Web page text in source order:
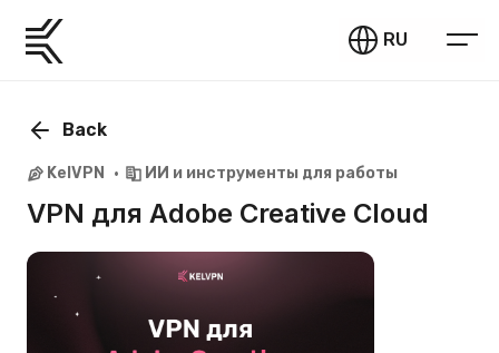
RU
Back
KelVPN ИИ и инструменты для работы
VPN для Adobe Creative Cloud